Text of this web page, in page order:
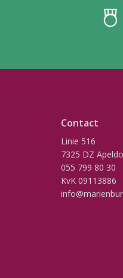
Contact
Linie 516
7325 DZ
055 799 80 30
KvK 09113886